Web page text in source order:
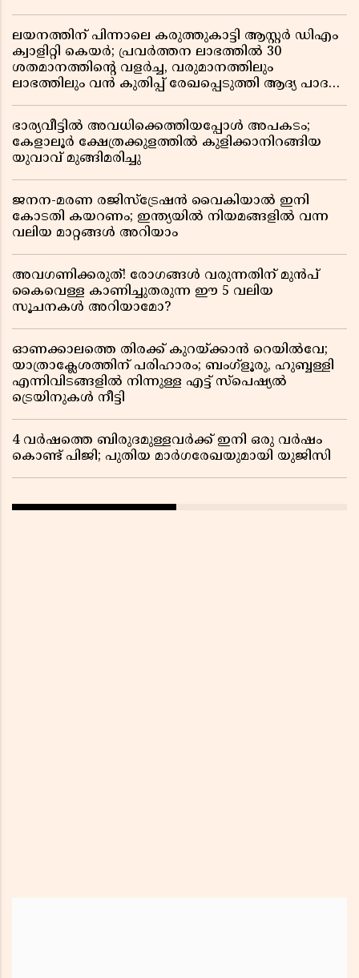
ലയനത്തിന് പിന്നാലെ കരുത്തുകാട്ടി ആസ്റ്റർ ഡിഎം
ക്വാളിറ്റി കെയർ; പ്രവർത്തന ലാഭത്തിൽ 30
ശതമാനത്തിൻ്റെ വളർച്ച, വരുമാനത്തിലും
ലാഭത്തിലും വൻ കുതിപ്പ് രേഖപ്പെടുത്തി ആദ്യ പാദ
ഭാര്യവീട്ടിൽ അവധിക്കെത്തിയപ്പോൾ അപകടം;
കേളാലൂർ ക്ഷേത്രക്കുളത്തിൽ കുളിക്കാനിറങ്ങിയ
യുവാവ് മുങ്ങിമരിച്ചു
ജനന-മരണ രജിസ്ട്രേഷൻ വൈകിയാൽ ഇനി
കോടതി കയറണം; ഇന്ത്യയിൽ നിയമങ്ങളിൽ വന്ന
വലിയ മാറ്റങ്ങൾ അറിയാം
അവഗണിക്കരുത്! രോഗങ്ങൾ വരുന്നതിന് മുൻപ്
കൈവെള്ള കാണിച്ചുതരുന്ന ഈ 5 വലിയ
സൂചനകൾ അറിയാമോ?
ഓണക്കാലത്തെ തിരക്ക് കുറയ്ക്കാൻ റെയിൽവേ;
യാത്രാക്ലേശത്തിന് പരിഹാരം; ബംഗ്ളൂരു, ഹുബ്ബള്ളി
എന്നിവിടങ്ങളിൽ നിന്നുള്ള എട്ട് സ്പെഷ്യൽ
ട്രെയിനുകൾ നീട്ടി
4 വർഷത്തെ ബിരുദമുള്ളവർക്ക് ഇനി ഒരു വർഷം
കൊണ്ട് പിജി; പുതിയ മാർഗരേഖയുമായി യുജിസി